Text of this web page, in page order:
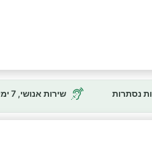
נסתרות שירות אנושי, 7 ימים בשבוע